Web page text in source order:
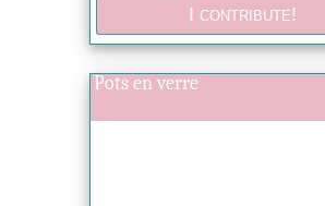
Pots en verre